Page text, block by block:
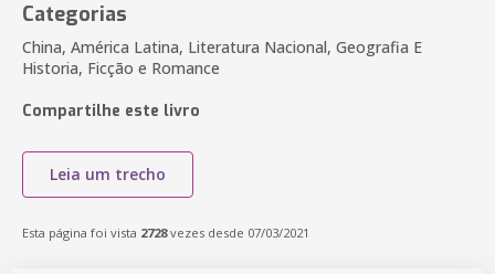
Categorias
China, América Latina, Literatura Nacional, Geografia E
Historia, Ficção e Romance
Compartilhe este livro
Leia um trecho
Esta página foi vista 2728vezes desde 07/03/2021